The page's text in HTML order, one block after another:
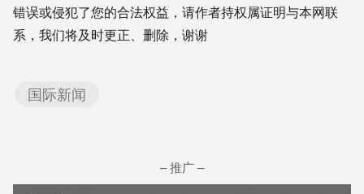
错误或侵犯了您的合法权益，请作者持权属证明与本网联
系，我们将及时更正、删除，谢谢
国际新闻
– 推广 –